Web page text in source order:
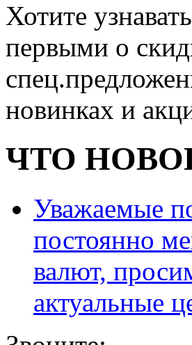
Хотите узнавать
первыми о
новинках и
ЧТО
Уважаемые
постоянно
валют,
актуальные